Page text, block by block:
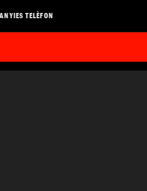
TELÈFON